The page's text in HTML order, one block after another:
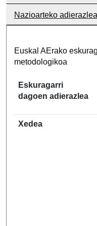
Nazioarteko adierazlea
Euskal AErako
metodologikoa
Eskuragarri
dagoen adierazlea
Xedea